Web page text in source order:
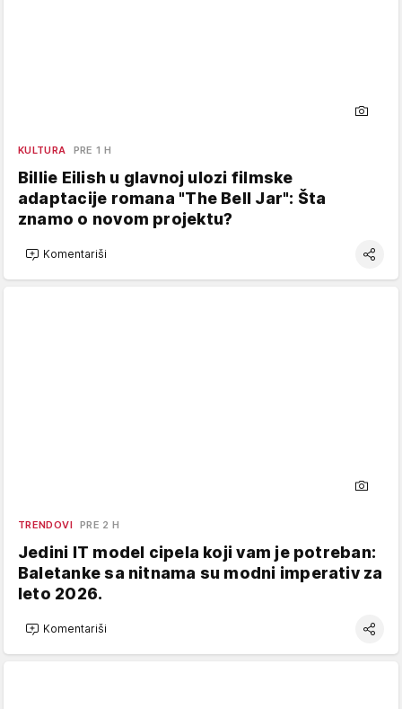
KULTURA PRE 1 H
Billie Eilish u glavnoj ulozi filmske
adaptacije romana "The Bell Jar": Šta
znamo o novom projektu?
Komentariši
TRENDOVI PRE 2 H
Jedini IT model cipela koji vam je potreban:
Baletanke sa nitnama su modni imperativ za
leto 2026.
Komentariši